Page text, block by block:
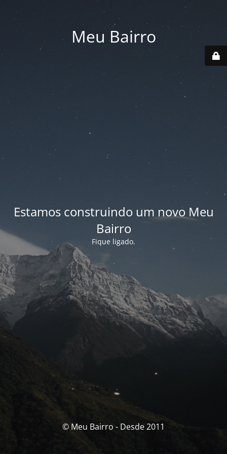
Meu Bairro
Estamos construindo um novo Meu
Bairro
Fique ligado.
© Meu Bairro - Desde 2011